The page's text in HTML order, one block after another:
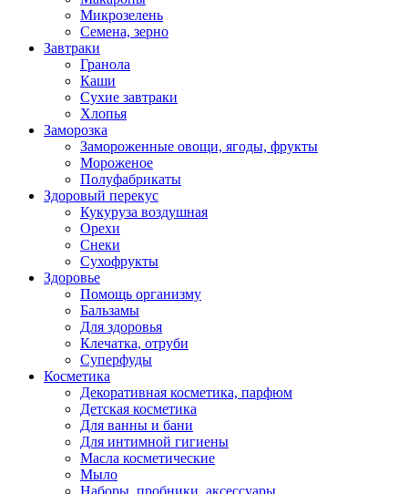
Микрозелень
Семена, зерно
Завтраки
Гранола
Каши
Сухие завтраки
Хлопья
Заморозка
Замороженные овощи, ягоды, фрукты
Мороженое
Полуфабрикаты
Здоровый перекус
Кукуруза воздушная
Орехи
Снеки
Сухофрукты
Здоровье
Помощь организму
Бальзамы
Для здоровья
Клечатка, отруби
Суперфуды
Косметика
Декоративная косметика, парфюм
Детская косметика
Для ванны и бани
Для интимной гигиены
Масла косметические
Мыло
Наборы, пробники, аксессуары